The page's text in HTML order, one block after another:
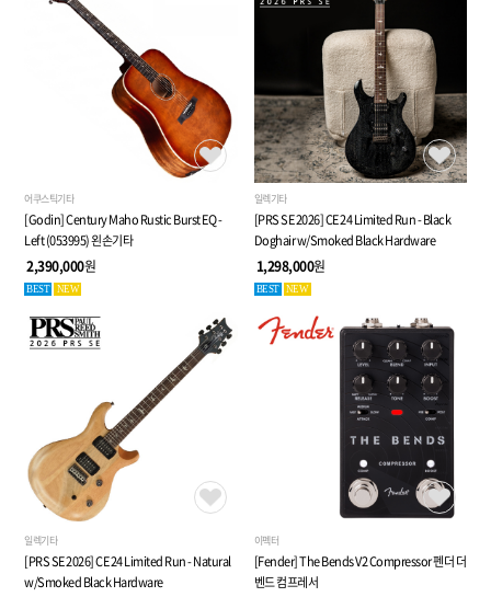
어쿠스틱기타
[Godin] Century Maho Rustic Burst EQ -
Left (053995) 왼손기타
2,390,000원
BEST NEW
일렉기타
[PRS SE 2026] CE 24 Limited Run - Black
Doghair w/Smoked Black Hardware
1,298,000원
BEST NEW
일렉기타
[PRS SE 2026] CE 24 Limited Run - Natural
w/Smoked Black Hardware
이펙터
[Fender] The Bends V2 Compressor 펜더 더
벤드 컴프레서